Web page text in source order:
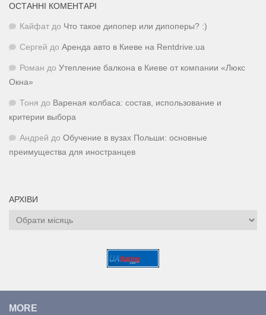
ОСТАННІ КОМЕНТАРІ
Кайфат до Что такое дипопер или дипоперы? :)
Сергей до Аренда авто в Киеве на Rentdrive.ua
Роман до Утепление балкона в Киеве от компании «Люкс
Окна»
Тоня до Вареная колбаса: состав, использование и
критерии выбора
Андрей до Обучение в вузах Польши: основные
преимущества для иностранцев
АРХІВИ
Архіви
MORE